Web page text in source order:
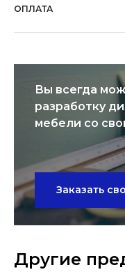
ОПЛАТА
Вы всегда
разработку
мебели со
Заказать
Другие